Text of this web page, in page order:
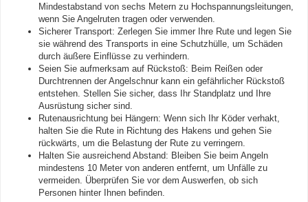
Mindestabstand von sechs Metern zu Hochspannungsleitungen,
wenn Sie Angelruten tragen oder verwenden.
Sicherer Transport: Zerlegen Sie immer Ihre Rute und legen Sie
sie während des Transports in eine Schutzhülle, um Schäden
durch äußere Einflüsse zu verhindern.
Seien Sie aufmerksam auf Rückstoß: Beim Reißen oder
Durchtrennen der Angelschnur kann ein gefährlicher Rückstoß
entstehen. Stellen Sie sicher, dass Ihr Standplatz und Ihre
Ausrüstung sicher sind.
Rutenausrichtung bei Hängern: Wenn sich Ihr Köder verhakt,
halten Sie die Rute in Richtung des Hakens und gehen Sie
rückwärts, um die Belastung der Rute zu verringern.
Halten Sie ausreichend Abstand: Bleiben Sie beim Angeln
mindestens 10 Meter von anderen entfernt, um Unfälle zu
vermeiden. Überprüfen Sie vor dem Auswerfen, ob sich
Personen hinter Ihnen befinden.